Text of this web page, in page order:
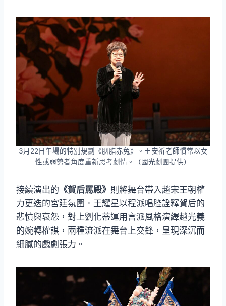
3月22日午場的特別規劃《胭脂赤兔》。王安祈老師慣常以女
性或弱勢者角度重新思考劇情。（國光劇團提供）
接續演出的 《賀后罵殿》 則將舞台帶入趙宋王朝權
力更迭的宮廷氛圍。王耀星以程派唱腔詮釋賀后的
悲憤與哀怨，對上劉化蒂運用言派風格演繹趙光義
的婉轉權謀，兩種流派在舞台上交鋒，呈現深沉而
細膩的戲劇張力。